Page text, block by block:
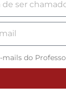
mails do